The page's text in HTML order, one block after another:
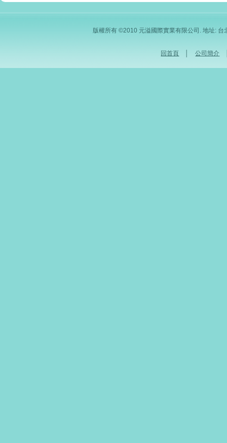
版權所有 ©2010 元溢國際實業有限公司. 地址:
回首頁 │公司簡介